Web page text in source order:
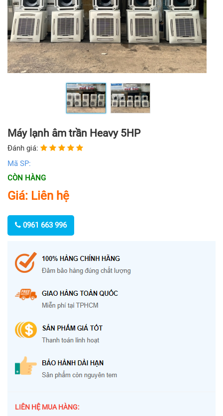
Máy lạnh âm trần Heavy 5HP
Đánh giá:
Mã SP:
CÒN HÀNG
Giá: Liên hệ
0961 663 996
LIÊN HỆ MUA HÀNG: